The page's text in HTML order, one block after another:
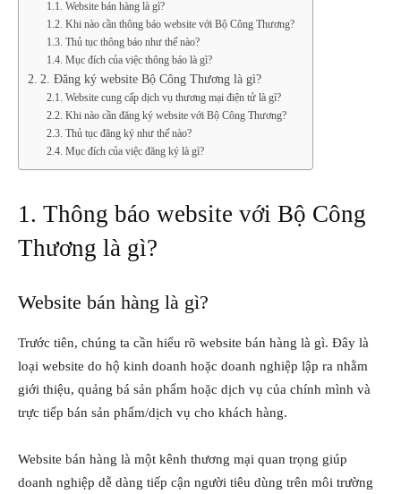
Website bán hàng là gì?
Khi nào cần thông báo website với Bộ Công Thương?
Thủ tục thông báo như thế nào?
Mục đích của việc thông báo là gì?
2. Đăng ký website Bộ Công Thương là gì?
Website cung cấp dịch vụ thương mại điện tử là gì?
Khi nào cần đăng ký website với Bộ Công Thương?
Thủ tục đăng ký như thế nào?
Mục đích của việc đăng ký là gì?
1. Thông báo website với Bộ Công
Thương là gì?
Website bán hàng là gì?
Trước tiên, chúng ta cần hiểu rõ website bán hàng là gì. Đây là
loại website do hộ kinh doanh hoặc doanh nghiệp lập ra nhằm
giới thiệu, quảng bá sản phẩm hoặc dịch vụ của chính mình và
trực tiếp bán sản phẩm/dịch vụ cho khách hàng.
Website bán hàng là một kênh thương mại quan trọng giúp
doanh nghiệp dễ dàng tiếp cận người tiêu dùng trên môi trường